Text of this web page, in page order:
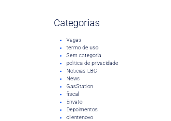
Categorias
Vagas
termo de uso
Sem categoria
politica de privacidade
Noticias LBC
News
GasStation
fiscal
Envato
Depoimentos
clientenovo